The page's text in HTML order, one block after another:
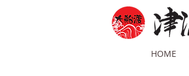
HOME